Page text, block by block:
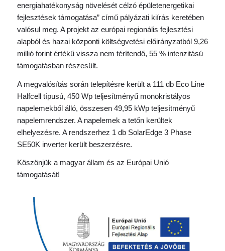
energiahatékonyság növelését célzó épületenergetikai
fejlesztések támogatása” című pályázati kiírás keretében
valósul meg. A projekt az európai regionális fejlesztési
alapból és hazai központi költségvetési előirányzatból 9,26
millió forint értékű vissza nem térítendő, 55 % intenzitású
támogatásban részesült.
A megvalósítás során telepítésre került a 111 db Eco Line
Halfcell típusú, 450 Wp teljesítményű monokristályos
napelemekből álló, összesen 49,95 kWp teljesítményű
napelemrendszer. A napelemek a tetőn kerültek
elhelyezésre. A rendszerhez 1 db SolarEdge 3 Phase
SE50K inverter került beszerzésre.
Köszönjük a magyar állam és az Európai Unió
támogatását!